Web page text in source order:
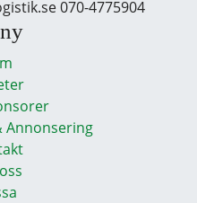
070-4775904
Annonsering